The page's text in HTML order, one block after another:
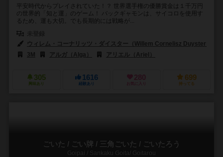
平安時代からプレイされていた！？ 世界選手権の優勝賞金は１千万円
の世界的「知と運」のゲーム！ バックギャモンは、サイコロを使用す
るため、運も大切。でも長期的には戦略が...
ウィレム・コーナリッツ・ダイスター（Willem Cornelisz Duyster）
3M
アルガ（Alga） アリエル（Ariel）
305
興味あり
1616
経験あり
280
お気に入り
699
持ってる
ごいた / ごい牌 / 三角ごいた / ごいたろう
Goipai / Sankaku Goita/ Goitarou